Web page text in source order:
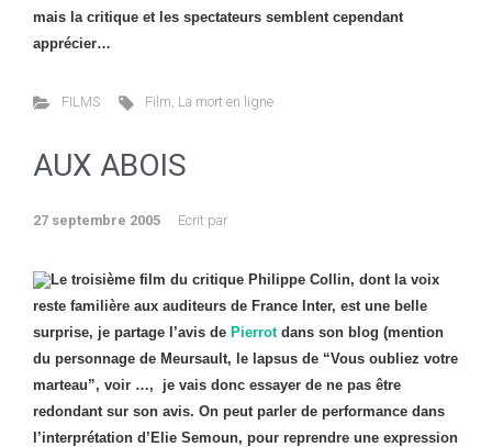
mais la critique et les spectateurs semblent cependant
apprécier…
FILMS Film, La mort en ligne
AUX ABOIS
27 septembre 2005 Ecrit par
Le troisième film du critique Philippe Collin, dont la voix
reste familière aux auditeurs de France Inter, est une belle
surprise, je partage l’avis de Pierrotdans son blog (mention
du personnage de Meursault, le lapsus de “Vous oubliez votre
marteau”, voir …, je vais donc essayer de ne pas être
redondant sur son avis. On peut parler de performance dans
l’interprétation d’Elie Semoun, pour reprendre une expression